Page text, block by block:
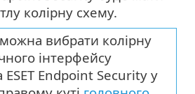
колірну схему.
вибрати колірну
інтерфейсу
ESET Endpoint Security у